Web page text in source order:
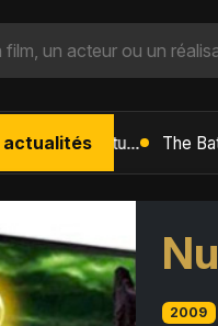
actualités L'Âge de Glace : Le Réveil du Volcan – Manny, Sid et Diego de retour pour une aventure explosive
2009